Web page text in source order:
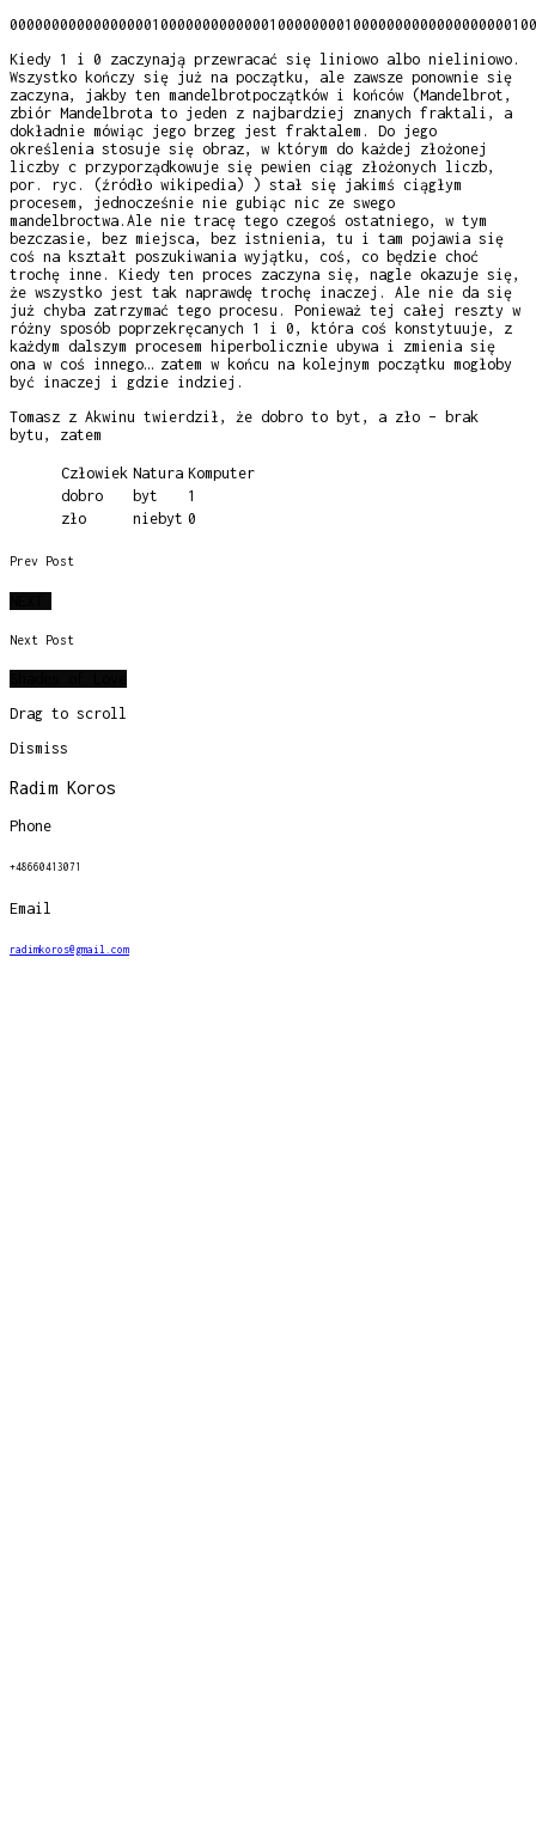
Kiedy 1 i 0 zaczynają przewracać się liniowo albo nieliniowo.
Wszystko kończy się już na początku, ale zawsze ponownie się
zaczyna, jakby ten mandelbrotpoczątków i końców (Mandelbrot,
zbiór Mandelbrota to jeden z najbardziej znanych fraktali, a
dokładnie mówiąc jego brzeg jest fraktalem. Do jego
określenia stosuje się obraz, w którym do każdej złożonej
liczby c przyporządkowuje się pewien ciąg złożonych liczb,
por. ryc. (źródło wikipedia) ) stał się jakimś ciągłym
procesem, jednocześnie nie gubiąc nic ze swego
mandelbroctwa.Ale nie tracę tego czegoś ostatniego, w tym
bezczasie, bez miejsca, bez istnienia, tu i tam pojawia się
coś na kształt poszukiwania wyjątku, coś, co będzie choć
trochę inne. Kiedy ten proces zaczyna się, nagle okazuje się,
że wszystko jest tak naprawdę trochę inaczej. Ale nie da się
już chyba zatrzymać tego procesu. Ponieważ tej całej reszty w
różny sposób poprzekręcanych 1 i 0, która coś konstytuuje, z
każdym dalszym procesem hiperbolicznie ubywa i zmienia się
ona w coś innego… zatem w końcu na kolejnym początku mogłoby
być inaczej i gdzie indziej.
Tomasz z Akwinu twierdził, że dobro to byt, a zło – brak
bytu, zatem
Człowiek Natura Komputer
dobro
byt
1
zło
niebyt 0
Prev Post
Next Post
Drag to scroll
Dismiss
Radim Koros
Phone
+48660413071
Email
radimkoros@gmail.com